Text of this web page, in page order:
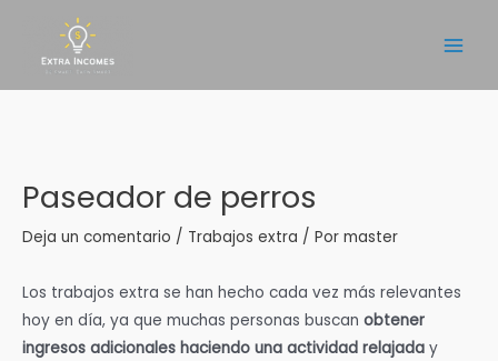
contenido
Paseador de perros
Deja un comentario / Trabajos extra / Por master
Los trabajos extra se han hecho cada vez más relevantes
hoy en día, ya que muchas personas buscan obtener
ingresos adicionales haciendo una actividad relajada y